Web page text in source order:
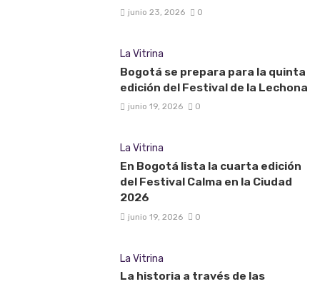
junio 23, 2026 0
La Vitrina
Bogotá se prepara para la quinta
edición del Festival de la Lechona
junio 19, 2026 0
La Vitrina
En Bogotá lista la cuarta edición
del Festival Calma en la Ciudad
2026
junio 19, 2026 0
La Vitrina
La historia a través de las